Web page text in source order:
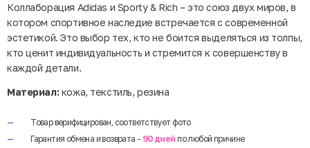
Коллаборация Adidas и Sporty & Rich – это союз двух миров, в
котором спортивное наследие встречается с современной
эстетикой. Это выбор тех, кто не боится выделяться из толпы,
кто ценит индивидуальность и стремится к совершенству в
каждой детали.
Материал:кожа, текстиль, резина
Товар верифицирован, соответствует фото
Гарантия обмена и возврата - 90 дней по любой причине